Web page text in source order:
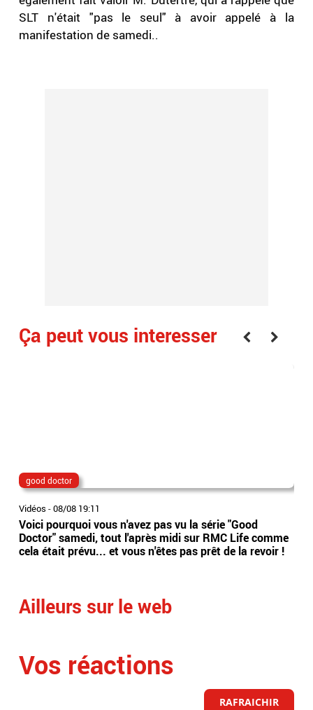
SLT n'était "pas le seul" à avoir appelé à la
manifestation de samedi..
Ça peut vous interesser
good doctor
Vidéos -08/08 19:11
Voici pourquoi vous n'avez pas vu la série "Good
Doctor" samedi, tout l'après midi sur RMC Life comme
cela était prévu... et vous n'êtes pas prêt de la revoir !
Ailleurs sur le web
Vos réactions
RAFRAICHIR